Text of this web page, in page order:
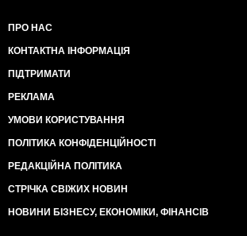
ПРО НАС
КОНТАКТНА ІНФОРМАЦІЯ
ПІДТРИМАТИ
РЕКЛАМА
УМОВИ КОРИСТУВАННЯ
ПОЛІТИКА КОНФІДЕНЦІЙНОСТІ
РЕДАКЦІЙНА ПОЛІТИКА
СТРІЧКА СВІЖИХ НОВИН
НОВИНИ БІЗНЕСУ, ЕКОНОМІКИ, ФІНАНСІВ